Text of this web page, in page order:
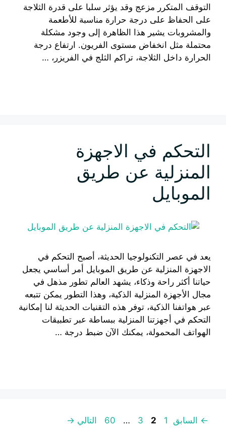
التوقف المتكرر مزعج وقد يؤثر سلبا على قدرة الثلاجة
على الحفاظ على درجة حرارة مناسبة للأطعمة
والمشروبات يشير هذا الظاهرة إلى وجود مشكلة
محتملة مثل انخفاض مستوى الفريون. ارتفاع درجة
الحرارة داخل الثلاجة، تراكم الثلج في الفريزر، …
التحكم في الاجهزة
المنزلية عن طريق
الموبايل
يعد في عصر التكنولوجيا الحديثة، أصبح التحكم في
الاجهزة المنزلية عن طريق الموبايل أمر أساسي يجعل
حياتنا أكثر راحة وذكاء، يشهد العالم تطور مذهل في
مجال الأجهزة المنزلية الذكية، وهذا التطور يمكن تتبعه
عبر هواتفنا الذكية، توفر هذه التقنيات الحديثة لنا إمكانية
التحكم في أجهزتنا المنزلية ببساطة عبر تطبيقات
الهواتف المحمولة، يمكنك الآن ضبط درجة …
← السابق صفحة
1 صفحة
2 صفحة
3
… صفحة
60 التالي →